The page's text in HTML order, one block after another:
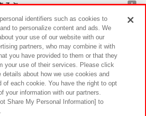
そぶ
ペーン
サステナビリティ サイトポリシー
ー ウェブアクセシビリティ方針と検証結果
とともに
identifiers such as cookies to
to personalize content and ads. We
your use of our website with our
partners, who may combine it with
you have provided to them or that they
your use of their services. Please click
details about how we use cookies and
of each cookie. You have the right to opt
your information with our partners.
Share My Personal Information] to